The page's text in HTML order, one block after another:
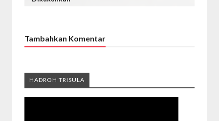
Tambahkan Komentar
HADROH TRISULA